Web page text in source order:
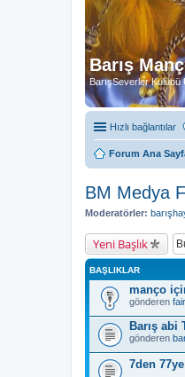
Barış
BarışSeverler Kulübü
Hızlı bağlantılar
Forum Ana
BM Medya
Moderatörler:
Yeni Başlık
BAŞLIKLAR
manço
gönderen
Barış abi
gönderen
7den